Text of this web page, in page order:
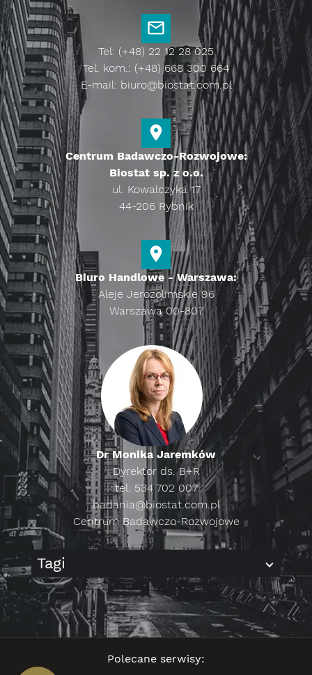
Tel: (+48) 22 12 28 025
Tel. kom.: (+48) 668 300 664
E-mail: biuro@biostat.com.pl
Centrum Badawczo-Rozwojowe:
Biostat sp. z o.o.
ul. Kowalczyka 17
44-206 Rybnik
Biuro Handlowe - Warszawa:
Aleje Jerozolimskie 96
Warszawa 00-807
Dr Monika Jaremków
Dyrektor ds. B+R
tel. 534 702 007
badania@biostat.com.pl
Centrum Badawczo-Rozwojowe
Tagi
Polecane serwisy: